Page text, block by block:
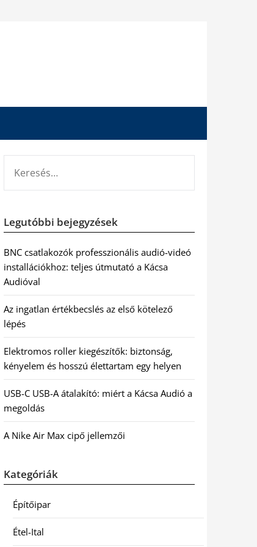
Legutóbbi bejegyzések
BNC csatlakozók professzionális audió-videó
installációkhoz: teljes útmutató a Kácsa
Audióval
Az ingatlan értékbecslés az első kötelező
lépés
Elektromos roller kiegészítők: biztonság,
kényelem és hosszú élettartam egy helyen
USB-C USB-A átalakító: miért a Kácsa Audió a
megoldás
A Nike Air Max cipő jellemzői
Kategóriák
Építőipar
Étel-Ital